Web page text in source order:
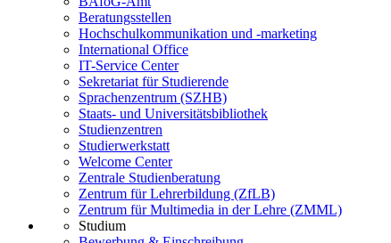
Beratungsstellen
Hochschulkommunikation und -marketing
International Office
IT-Service Center
Sekretariat für Studierende
Sprachenzentrum (SZHB)
Staats- und Universitätsbibliothek
Studienzentren
Studierwerkstatt
Welcome Center
Zentrale Studienberatung
Zentrum für Lehrerbildung (ZfLB)
Zentrum für Multimedia in der Lehre (ZMML)
Studium